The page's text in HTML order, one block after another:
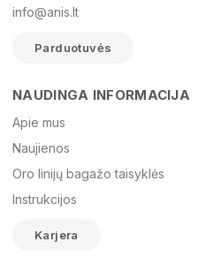
El. paštas
Žinutė
info@anis.lt
Parduotuvės
NAUDINGA INFORMACIJA
Apie mus
Naujienos
Oro linijų bagažo taisyklės
Instrukcijos
Karjera